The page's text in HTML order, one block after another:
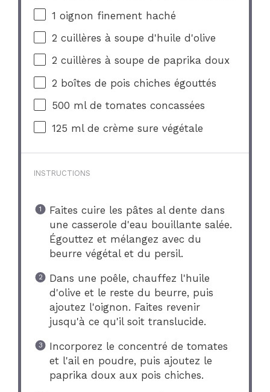
1 oignon finement haché
2 cuillères à soupe d'huile d'olive
2 cuillères à soupe de paprika doux
2 boîtes de pois chiches égouttés
500 ml de tomates concassées
125 ml de crème sure végétale
INSTRUCTIONS
Faites cuire les pâtes al dente dans
une casserole d'eau bouillante salée.
Égouttez et mélangez avec du
beurre végétal et du persil.
Dans une poêle, chauffez l'huile
d'olive et le reste du beurre, puis
ajoutez l'oignon. Faites revenir
jusqu'à ce qu'il soit translucide.
Incorporez le concentré de tomates
et l'ail en poudre, puis ajoutez le
paprika doux aux pois chiches.